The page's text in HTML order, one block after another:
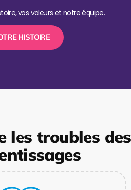
vos valeurs et notre équipe.
HISTOIRE
les troubles des